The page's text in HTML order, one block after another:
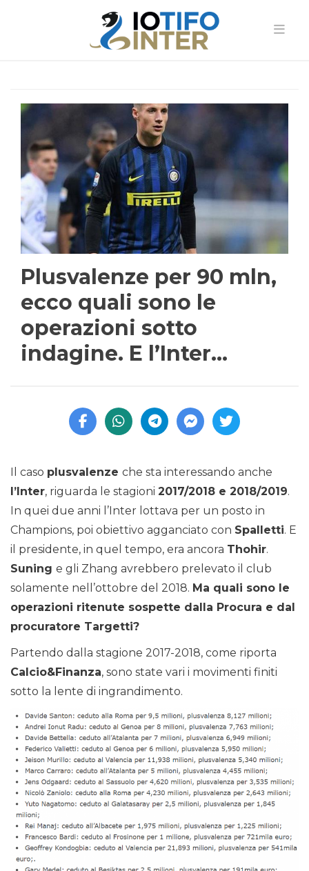
Plusvalenze per 90 mln,
ecco quali sono le
operazioni sotto
indagine. E l’Inter…
Il caso plusvalenze che sta interessando anche
l’Inter, riguarda le stagioni 2017/2018 e 2018/2019.
In quei due anni l’Inter lottava per un posto in
Champions, poi obiettivo agganciato con Spalletti. E
il presidente, in quel tempo, era ancora Thohir.
Suning e gli Zhang avrebbero prelevato il club
solamente nell’ottobre del 2018. Ma quali sono le
operazioni ritenute sospette dalla Procura e dal
procuratore Targetti?
Partendo dalla stagione 2017-2018, come riporta
Calcio&Finanza, sono state vari i movimenti finiti
sotto la lente di ingrandimento.